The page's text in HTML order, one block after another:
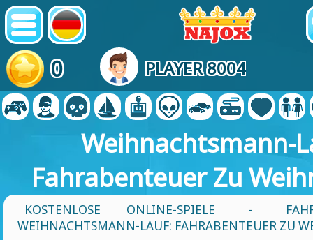
0 PLAYER 8004
Weihnachtsmann-
Fahrabenteuer Zu
KOSTENLOSE ONLINE-SPIELE -
WEIHNACHTSMANN-LAUF: FAHRABENTEUER ZU